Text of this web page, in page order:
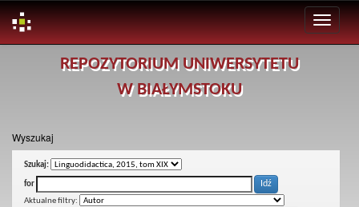
REPOZYTORIUM UNIWERSYTETU
W BIAŁYMSTOKU
Wyszukaj
Szukaj:
for
Aktualne filtry: